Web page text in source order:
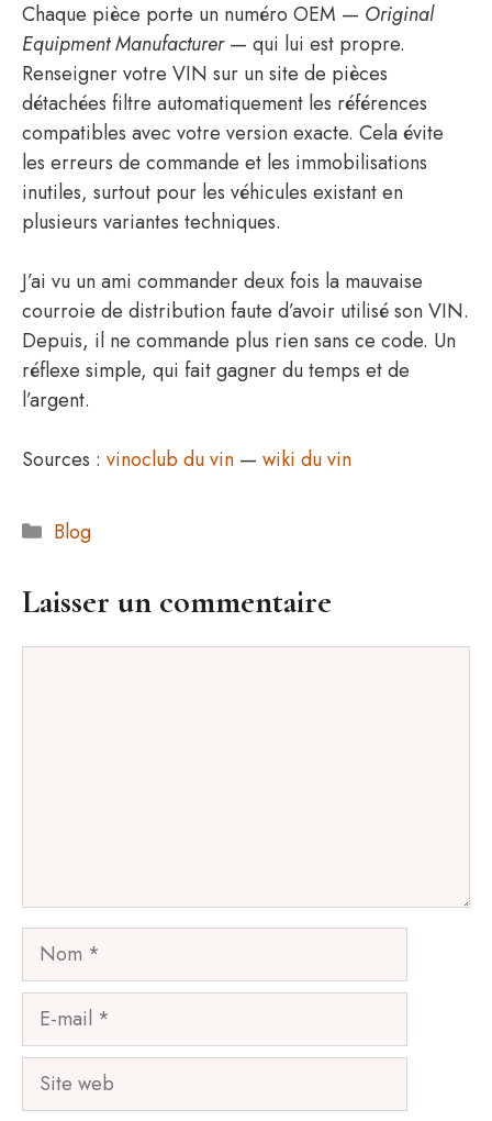
Chaque pièce porte un numéro OEM — Original
Equipment Manufacturer— qui lui est propre.
Renseigner votre VIN sur un site de pièces
détachées filtre automatiquement les références
compatibles avec votre version exacte. Cela évite
les erreurs de commande et les immobilisations
inutiles, surtout pour les véhicules existant en
plusieurs variantes techniques.
J’ai vu un ami commander deux fois la mauvaise
courroie de distribution faute d’avoir utilisé son VIN.
Depuis, il ne commande plus rien sans ce code. Un
réflexe simple, qui fait gagner du temps et de
l’argent.
Sources : vinoclub du vin — wiki du vin
Catégories
Blog
Laisser un commentaire
Nom
mail
Site
web